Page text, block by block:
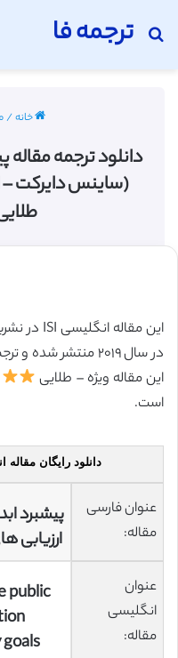
ترجمه فا
جستجو برای
خانه/
دانلود ترجمه
این مقاله ویژه – طلایی
است.
دانلود رایگان
عنوان فارسی
مقاله:
پیشبرد
ارزیابی
عنوان
انگلیسی
مقاله:
public